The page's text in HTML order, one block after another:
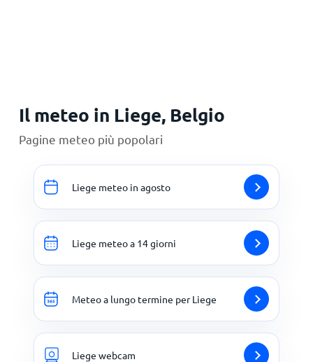
Il meteo in Liege, Belgio
Pagine meteo più popolari
Liege meteo in agosto
Liege meteo a 14 giorni
Meteo a lungo termine per Liege
Liege webcam